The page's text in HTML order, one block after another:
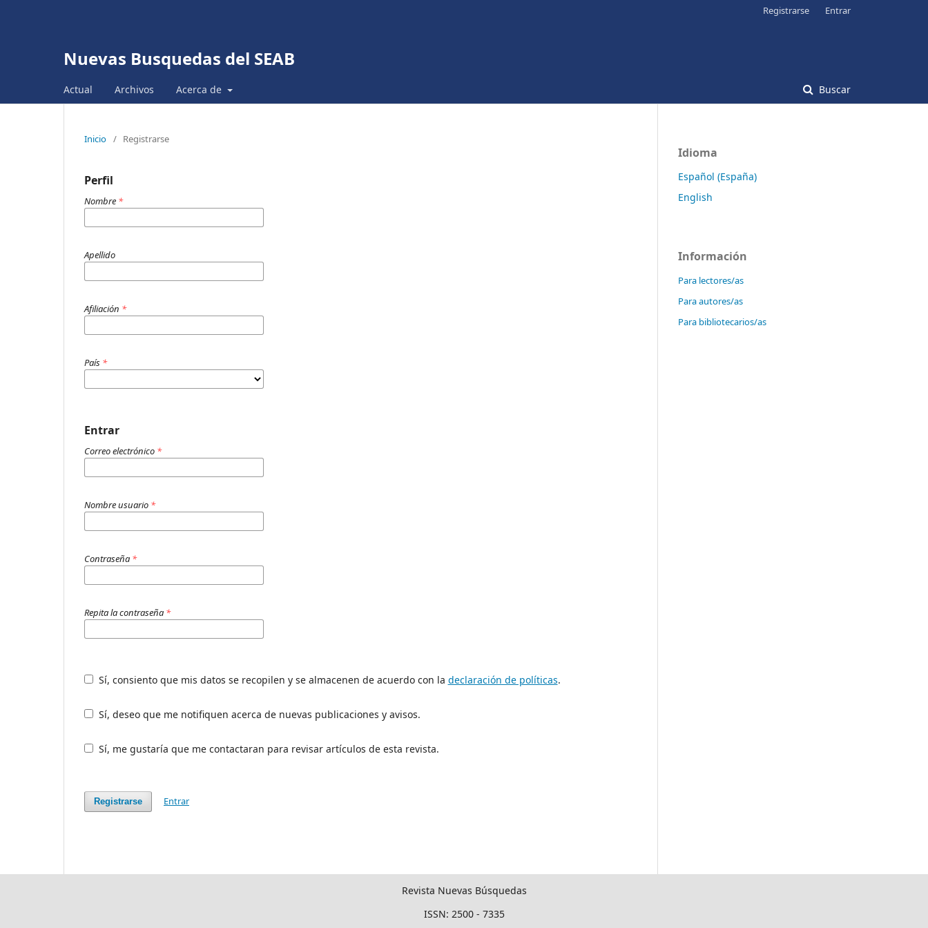
Nuevas Busquedas del SEAB
Actual Archivos Acerca de Buscar
Registrarse Entrar
Inicio / Registrarse
Perfil
Nombre *
Apellido
Afiliación *
País *
Entrar
Correo electrónico *
Nombre usuario *
Contraseña *
Repita la contraseña *
Sí, consiento que mis datos se recopilen y se almacenen de acuerdo con la declaración de políticas.
Sí, deseo que me notifiquen acerca de nuevas publicaciones y avisos.
Sí, me gustaría que me contactaran para revisar artículos de esta revista.
Registrarse Entrar
Idioma
Español (España)
English
Información
Para lectores/as
Para autores/as
Para bibliotecarios/as
Revista Nuevas Búsquedas
ISSN: 2500 - 7335